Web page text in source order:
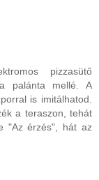
pizzasütő
palánta mellé. A
is imitálhatod.
a teraszon, tehát
"Az érzés", hát az